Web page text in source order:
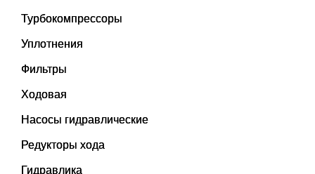
Турбокомпрессоры
Уплотнения
Фильтры
Ходовая
Насосы гидравлические
Редукторы хода
Гидравлика